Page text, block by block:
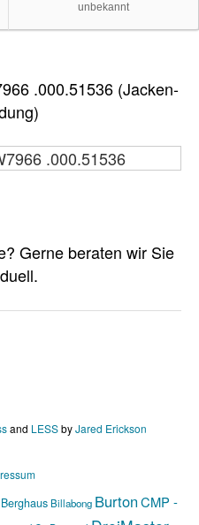
unbekannt
.000.51536 (Jacken-
and LESSbyJared Erickson
Berghaus Billabong BurtonCMP -